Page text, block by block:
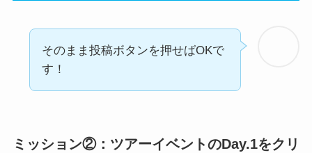
そのまま投稿ボタンを押せばOKで
す！
ミッション②： ツアーイベントのDay.1をクリ